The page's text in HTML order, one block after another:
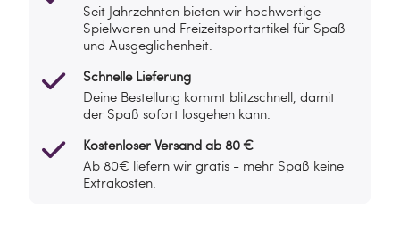
Seit Jahrzehnten bieten wir hochwertige
Spielwaren und Freizeitsportartikel für Spaß
und Ausgeglichenheit.
Schnelle Lieferung
Deine Bestellung kommt blitzschnell, damit
der Spaß sofort losgehen kann.
Kostenloser Versand ab 80 €
Ab 80€ liefern wir gratis - mehr Spaß keine
Extrakosten.